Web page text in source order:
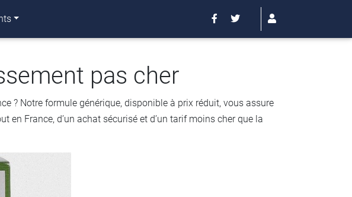
pas cher
? Notre formule générique, disponible à prix réduit, vous assure
France, d’un achat sécurisé et d’un tarif moins cher que la